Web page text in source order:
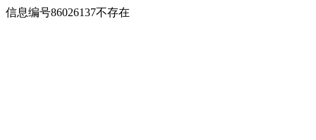
信息编号86026137不存在